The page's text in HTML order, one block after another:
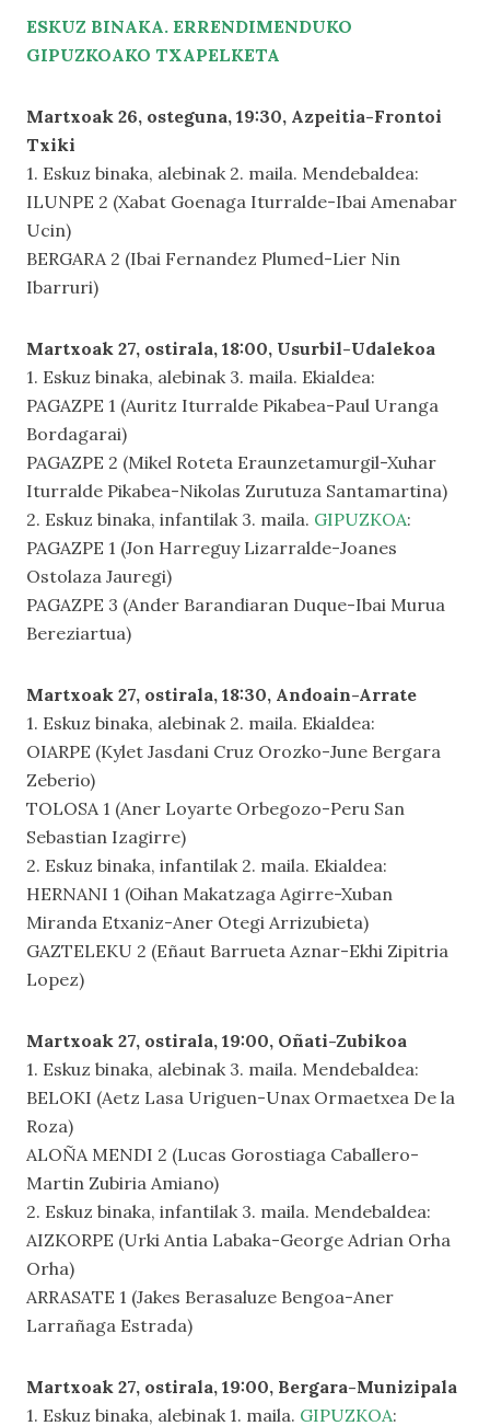
ESKUZ BINAKA. ERRENDIMENDUKO
GIPUZKOAKO TXAPELKETA
Martxoak 26, osteguna, 19:30, Azpeitia-Frontoi
Txiki
1. Eskuz binaka, alebinak 2. maila. Mendebaldea:
ILUNPE 2 (Xabat Goenaga Iturralde-Ibai Amenabar
Ucin)
BERGARA 2 (Ibai Fernandez Plumed-Lier Nin
Ibarruri)
Martxoak 27, ostirala, 18:00, Usurbil-Udalekoa
1. Eskuz binaka, alebinak 3. maila. Ekialdea:
PAGAZPE 1 (Auritz Iturralde Pikabea-Paul Uranga
Bordagarai)
PAGAZPE 2 (Mikel Roteta Eraunzetamurgil-Xuhar
Iturralde Pikabea-Nikolas Zurutuza Santamartina)
2. Eskuz binaka, infantilak 3. maila. GIPUZKOA:
PAGAZPE 1 (Jon Harreguy Lizarralde-Joanes
Ostolaza Jauregi)
PAGAZPE 3 (Ander Barandiaran Duque-Ibai Murua
Bereziartua)
Martxoak 27, ostirala, 18:30, Andoain-Arrate
1. Eskuz binaka, alebinak 2. maila. Ekialdea:
OIARPE (Kylet Jasdani Cruz Orozko-June Bergara
Zeberio)
TOLOSA 1 (Aner Loyarte Orbegozo-Peru San
Sebastian Izagirre)
2. Eskuz binaka, infantilak 2. maila. Ekialdea:
HERNANI 1 (Oihan Makatzaga Agirre-Xuban
Miranda Etxaniz-Aner Otegi Arrizubieta)
GAZTELEKU 2 (Eñaut Barrueta Aznar-Ekhi Zipitria
Lopez)
Martxoak 27, ostirala, 19:00, Oñati-Zubikoa
1. Eskuz binaka, alebinak 3. maila. Mendebaldea:
BELOKI (Aetz Lasa Uriguen-Unax Ormaetxea De la
Roza)
ALOÑA MENDI 2 (Lucas Gorostiaga Caballero-
Martin Zubiria Amiano)
2. Eskuz binaka, infantilak 3. maila. Mendebaldea:
AIZKORPE (Urki Antia Labaka-George Adrian Orha
Orha)
ARRASATE 1 (Jakes Berasaluze Bengoa-Aner
Larrañaga Estrada)
Martxoak 27, ostirala, 19:00, Bergara-Munizipala
1. Eskuz binaka, alebinak 1. maila. GIPUZKOA: